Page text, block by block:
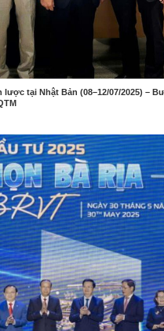
lược tại Nhật Bản (08–12/07/2025) –